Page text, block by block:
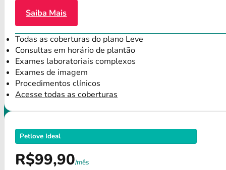
Saiba Mais
Todas as coberturas do plano Leve
Consultas em horário de plantão
Exames laboratoriais complexos
Exames de imagem
Procedimentos clínicos
Acesse todas as coberturas
Petlove Ideal
R$99,90/mês